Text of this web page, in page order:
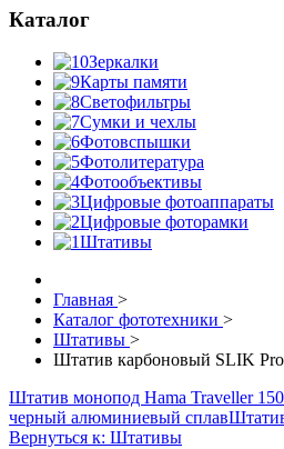
Каталог
Зеркалки
Карты памяти
Светофильтры
Сумки и чехлы
Фотовспышки
Фотолитература
Фотообъективы
Цифровые фотоаппараты
Цифровые фоторамки
Штативы
Главная >
Каталог фототехники >
Штативы >
Штатив карбоновый SLIK
Штатив монопод Hama Traveller
черный алюминиевый сплав
Вернуться к: Штативы